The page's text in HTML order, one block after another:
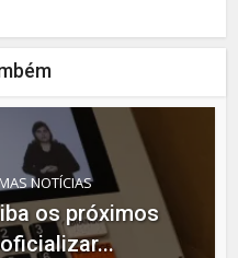
NOTÍCIAS
os próximos